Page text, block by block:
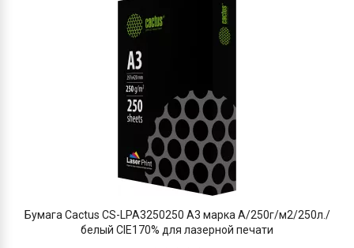
Бумага Cactus CS-LPA3250250 A3 марка A/250г/м2/250л./
белый CIE170% для лазерной печати